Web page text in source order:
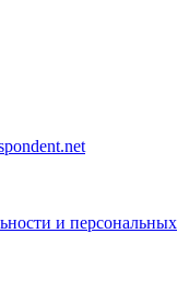
и персональных